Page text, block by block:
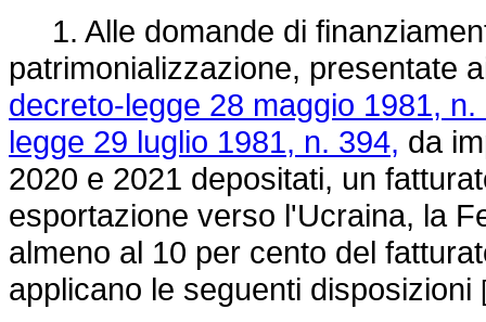
1. Alle domande di
patrimonializzazione, presentate
decreto-legge 28 maggio 1981, n.
legge 29 luglio 1981, n. 394, da
2020 e 2021 depositati, un
esportazione verso l'Ucraina, la
almeno al 10 per cento del
applicano le seguenti disposizioni